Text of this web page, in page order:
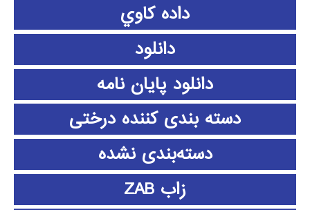
داده كاوي
دانلود
دانلود پايان نامه
دسته بندی کننده درختی
دسته‌بندی نشده
زاب ZAB